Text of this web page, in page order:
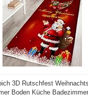
3D Rutschfest
Boden Küche